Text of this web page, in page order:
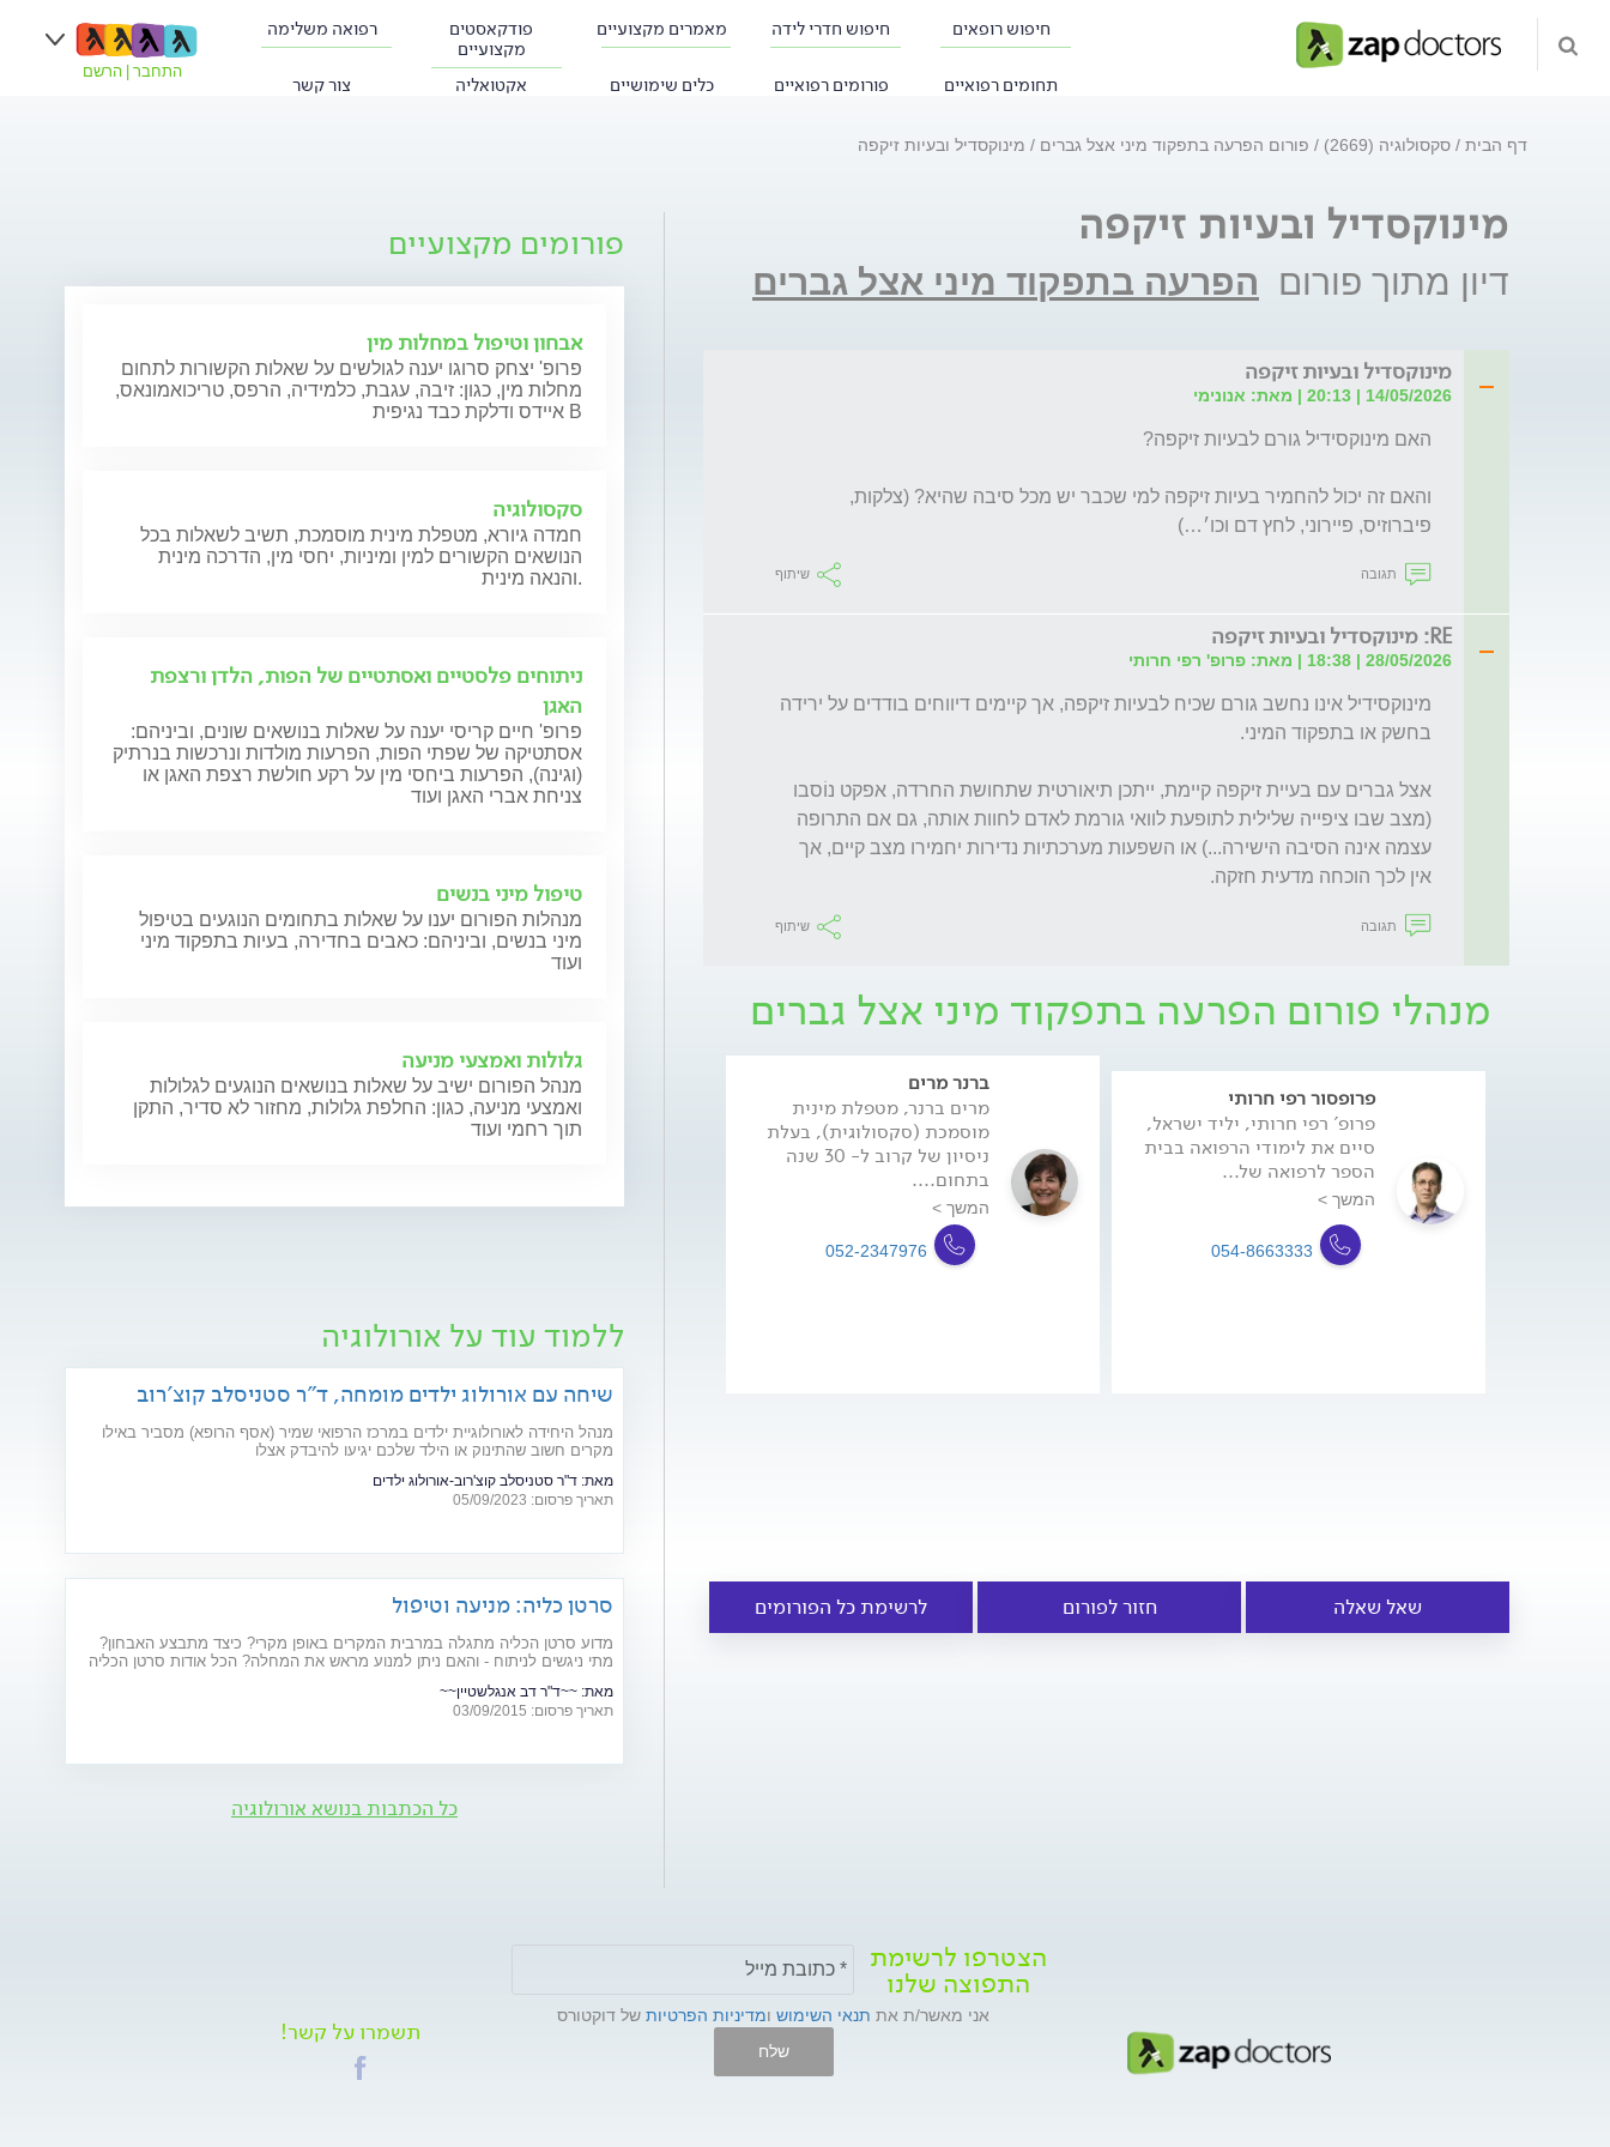
חיפוש רופאים חיפוש חדרי לידה מאמרים מקצועיים
פודקאסטים
מקצועיים
רפואה משלימה
תחומים רפואיים פורומים רפואיים כלים שימושיים אקטואליה צור קשר
התחבר הרשם
דף הבית סקסולוגיה (2669) פורום הפרעה בתפקוד מיני אצל גברים מינוקסדיל ובעיות זיקפה
מינוקסדיל ובעיות זיקפה
דיון מתוך פורום הפרעה בתפקוד מיני אצל גברים
מינוקסדיל ובעיות זיקפה
14/05/2026 | 20:13 | מאת: אנונימי
פיברוזיס, פיירוני, לחץ דם וכו׳…)
תגובה שיתוף
RE: מינוקסדיל ובעיות זיקפה
28/05/2026 | 18:38 | מאת: פרופ' רפי חרותי
אין לכך הוכחה מדעית חזקה.
תגובה שיתוף
מנהלי פורום הפרעה בתפקוד מיני אצל גברים
פרופסור רפי חרותי
פרופ' רפי חרותי, יליד ישראל,
סיים את לימודי הרפואה בבית
הספר לרפואה של...
המשך >
054-8663333
ברנר מרים
מרים ברנר, מטפלת מינית
מוסמכת (סקסולוגית), בעלת
ניסיון של קרוב ל- 30 שנה
בתחום....
המשך >
052-2347976
שאל שאלה חזור לפורום לרשימת כל הפורומים
פורומים מקצועיים
אבחון וטיפול במחלות מין
פרופ' יצחק סרוגו יענה לגולשים על שאלות הקשורות לתחום
מחלות מין, כגון: זיבה, עגבת, כלמידיה, הרפס, טריכואמונאס,
איידס ודלקת כבד נגיפית B
סקסולוגיה
חמדה גיורא, מטפלת מינית מוסמכת, תשיב לשאלות בכל
הנושאים הקשורים למין ומיניות, יחסי מין, הדרכה מינית
והנאה מינית.
ניתוחים פלסטיים ואסתטיים של הפות, הלדן ורצפת
האגן
פרופ' חיים קריסי יענה על שאלות בנושאים שונים, וביניהם:
אסתטיקה של שפתי הפות, הפרעות מולדות ונרכשות בנרתיק
(וגינה), הפרעות ביחסי מין על רקע חולשת רצפת האגן או
צניחת אברי האגן ועוד
טיפול מיני בנשים
מנהלות הפורום יענו על שאלות בתחומים הנוגעים בטיפול
מיני בנשים, וביניהם: כאבים בחדירה, בעיות בתפקוד מיני
ועוד
גלולות ואמצעי מניעה
מנהל הפורום ישיב על שאלות בנושאים הנוגעים לגלולות
ואמצעי מניעה, כגון: החלפת גלולות, מחזור לא סדיר, התקן
תוך רחמי ועוד
ללמוד עוד על אורולוגיה
שיחה עם אורולוג ילדים מומחה, ד"ר סטניסלב קוצ'רוב
מנהל היחידה לאורולוגיית ילדים במרכז הרפואי שמיר (אסף הרופא) מסביר באילו
מקרים חשוב שהתינוק או הילד שלכם יגיעו להיבדק אצלו
מאת: ד"ר סטניסלב קוצ'רוב-אורולוג ילדים
תאריך פרסום: 05/09/2023
סרטן כליה: מניעה וטיפול
מדוע סרטן הכליה מתגלה במרבית המקרים באופן מקרי? כיצד מתבצע האבחון?
מתי ניגשים לניתוח - והאם ניתן למנוע מראש את המחלה? הכל אודות סרטן הכליה
מאת: ~~ד"ר דב אנגלשטיין~~
תאריך פרסום: 03/09/2015
כל הכתבות בנושא אורולוגיה
הצטרפו לרשימת
התפוצה שלנו
אני מאשר/ת את תנאי השימוש ומדיניות הפרטיות של דוקטורס
שלח
תשמרו על קשר!